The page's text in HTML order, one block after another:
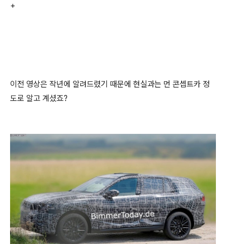
+
이전 영상은 작년에 알려드렸기 때문에 현실과는 먼 콘셉트카 정
도로 알고 계셨죠?